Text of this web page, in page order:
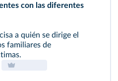
con las diferentes
a quién se dirige el
familiares de